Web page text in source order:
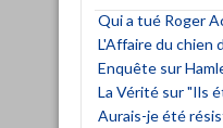
Qui a tué Roger
L'Affaire du chien
Enquête sur
La Vérité sur "Ils
Aurais-je été